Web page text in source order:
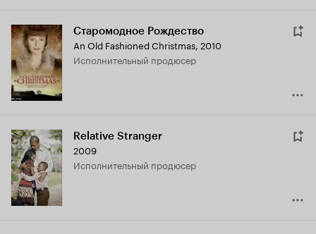
Старомодное Рождество
An Old Fashioned Christmas, 2010
исполнительный продюсер
Relative Stranger
2009
исполнительный продюсер